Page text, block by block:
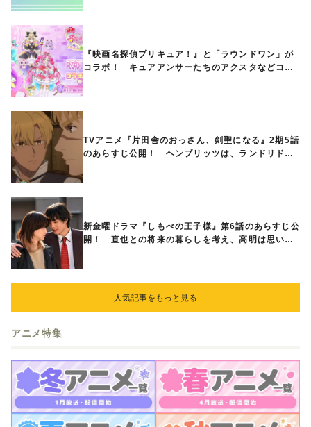
『映画名探偵プリキュア！』と「ラウンドワン」が
コラボ！ キュアアンサーたちのアクスタなどコラ
TVアニメ『片田舎のおっさん、剣聖になる』2期5話
のあらすじ公開！ ヘンブリッツは、ランドリドに
新金曜ドラマ『しもべの王子様』第6話のあらすじ公
開！ 直也との将来の暮らしを考え、高明は思い切
人気記事をもっと見る
アニメ特集